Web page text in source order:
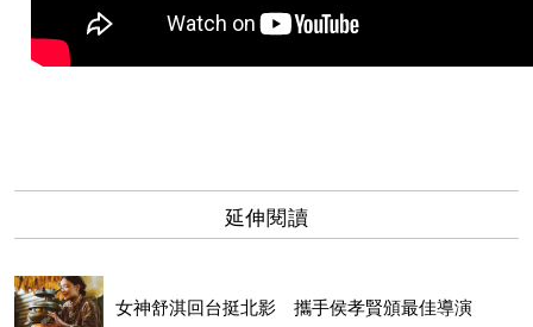
延伸閱讀
女神舒淇回台挺北影 攜手侯孝賢頒最佳導演